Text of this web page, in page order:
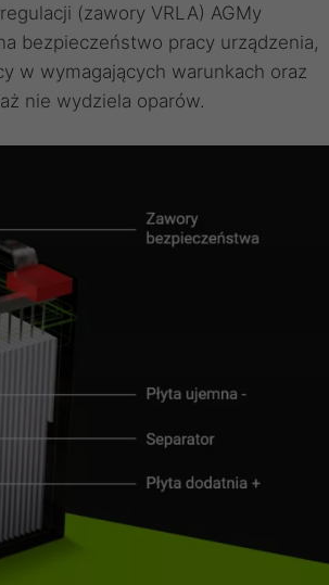
(zawory VRLA) AGMy
bezpieczeństwo pracy urządzenia,
w wymagających warunkach oraz
nie wydziela oparów.